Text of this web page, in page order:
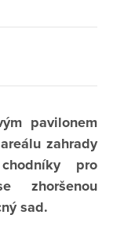
pavilonem
zahrady
pro
zhoršenou
sad.